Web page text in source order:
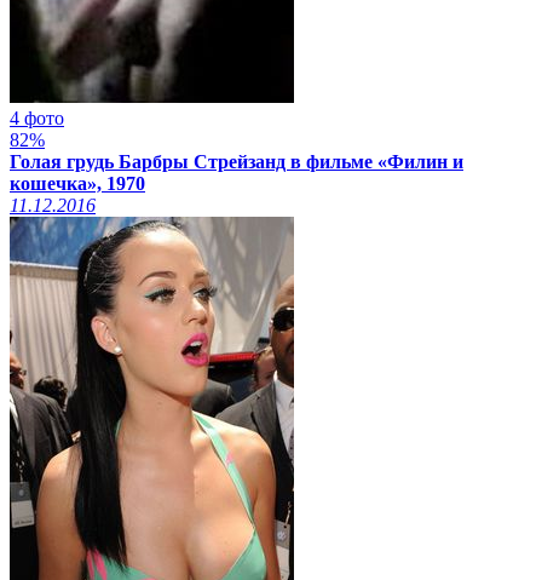
4 фото
82%
Голая грудь Барбры Стрейзанд в фильме «Филин и
кошечка», 1970
11.12.2016